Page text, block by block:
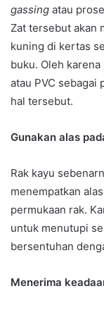
gassing atau
Zat tersebut akan
kuning di kertas
buku. Oleh
atau PVC sebagai
hal tersebut.
Gunakan alas
Rak kayu
menempatkan
permukaan rak.
untuk menutupi
bersentuhan
Menerima